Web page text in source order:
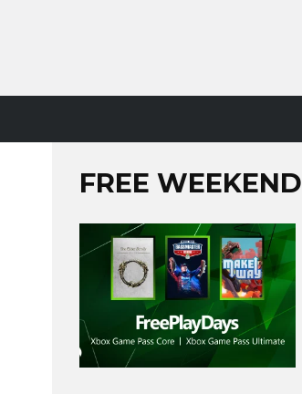
FREE WEEKEND